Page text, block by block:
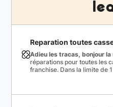
Reparation toutes
Adieu les tracas, bonjour la
réparations pour toutes les
franchise. Dans la limite de